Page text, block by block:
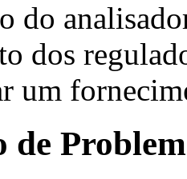
do
dos
um
de